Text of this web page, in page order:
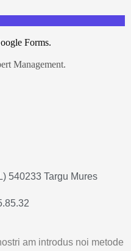
540233 Targu Mures
am introdus noi metode